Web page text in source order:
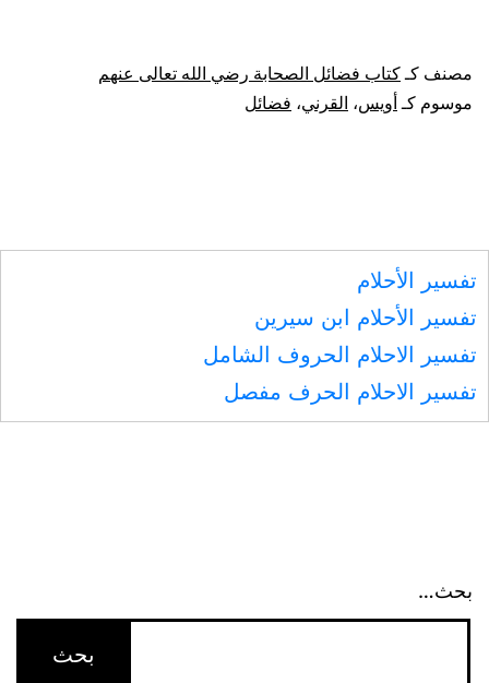
فضائل
عنه
مصنف كـكتاب فضائل الصحابة رضي الله تعالى عنهم
موسوم كـ أويس، القرني، فضائل
تفسير الأحلام
تفسير الأحلام ابن سيرين
تفسير الاحلام الحروف الشامل
تفسير الاحلام الحرف مفصل
بحث…